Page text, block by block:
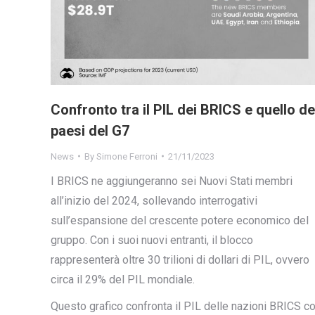
Confronto tra il PIL dei BRICS e quello
paesi del G7
News By Simone Ferroni 21/11/2023
I BRICS ne aggiungeranno sei Nuovi Stati membri
all’inizio del 2024, sollevando interrogativi
sull’espansione del crescente potere economico del
gruppo. Con i suoi nuovi entranti, il blocco
rappresenterà oltre 30 trilioni di dollari di PIL, ovvero
circa il 29% del PIL mondiale.
Questo grafico confronta il PIL delle nazioni BRICS